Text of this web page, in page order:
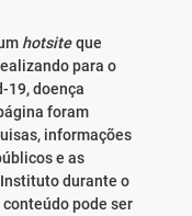
hotsiteque
para o
19, doença
foram
informações
e as
durante o
pode ser